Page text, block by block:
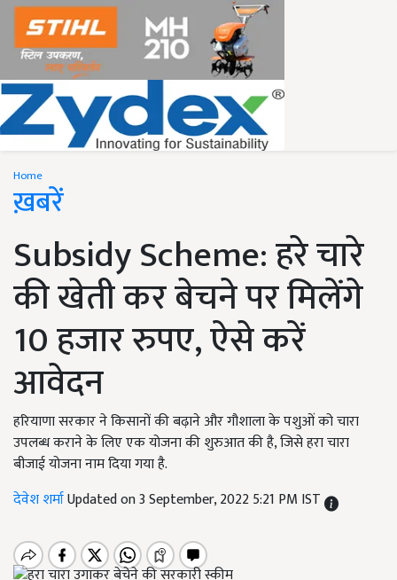
Home
ख़बरें
Subsidy Scheme: हरे चारे
की खेती कर बेचने पर मिलेंगे
10 हजार रुपए, ऐसे करें
आवेदन
हरियाणा सरकार ने किसानों की बढ़ाने और गौशाला के पशुओं को चारा
उपलब्ध कराने के लिए एक योजना की शुरुआत की है, जिसे हरा चारा
बीजाई योजना नाम दिया गया है.
देवेश शर्माUpdated on 3 September, 2022 5:21 PM IST